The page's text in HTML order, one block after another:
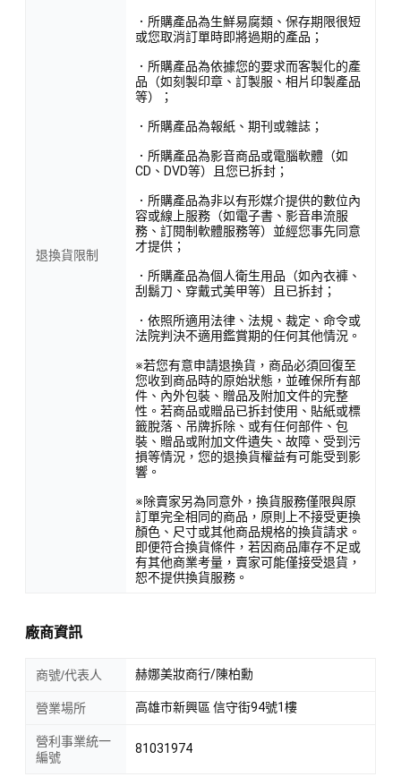
退換貨限制
．所購產品為生鮮易腐類、保存期限很短
或您取消訂單時即將過期的產品；
．所購產品為依據您的要求而客製化的產
品（如刻製印章、訂製服、相片印製產品
等）；
．所購產品為報紙、期刊或雜誌；
．所購產品為影音商品或電腦軟體（如
CD、DVD等）且您已拆封；
．所購產品為非以有形媒介提供的數位內
容或線上服務（如電子書、影音串流服
務、訂閱制軟體服務等）並經您事先同意
才提供；
．所購產品為個人衛生用品（如內衣褲、
刮鬍刀、穿戴式美甲等）且已拆封；
．依照所適用法律、法規、裁定、命令或
法院判決不適用鑑賞期的任何其他情況。
※若您有意申請退換貨，商品必須回復至
您收到商品時的原始狀態，並確保所有部
件、內外包裝、贈品及附加文件的完整
性。若商品或贈品已拆封使用、貼紙或標
籤脫落、吊牌拆除、或有任何部件、包
裝、贈品或附加文件遺失、故障、受到污
損等情況，您的退換貨權益有可能受到影
響。
※除賣家另為同意外，換貨服務僅限與原
訂單完全相同的商品，原則上不接受更換
顏色、尺寸或其他商品規格的換貨請求。
即便符合換貨條件，若因商品庫存不足或
有其他商業考量，賣家可能僅接受退貨，
恕不提供換貨服務。
廠商資訊
商號/代表人 赫娜美妝商行/陳柏勳
營業場所 高雄市新興區 信守街94號1樓
營利事業統一
編號
81031974